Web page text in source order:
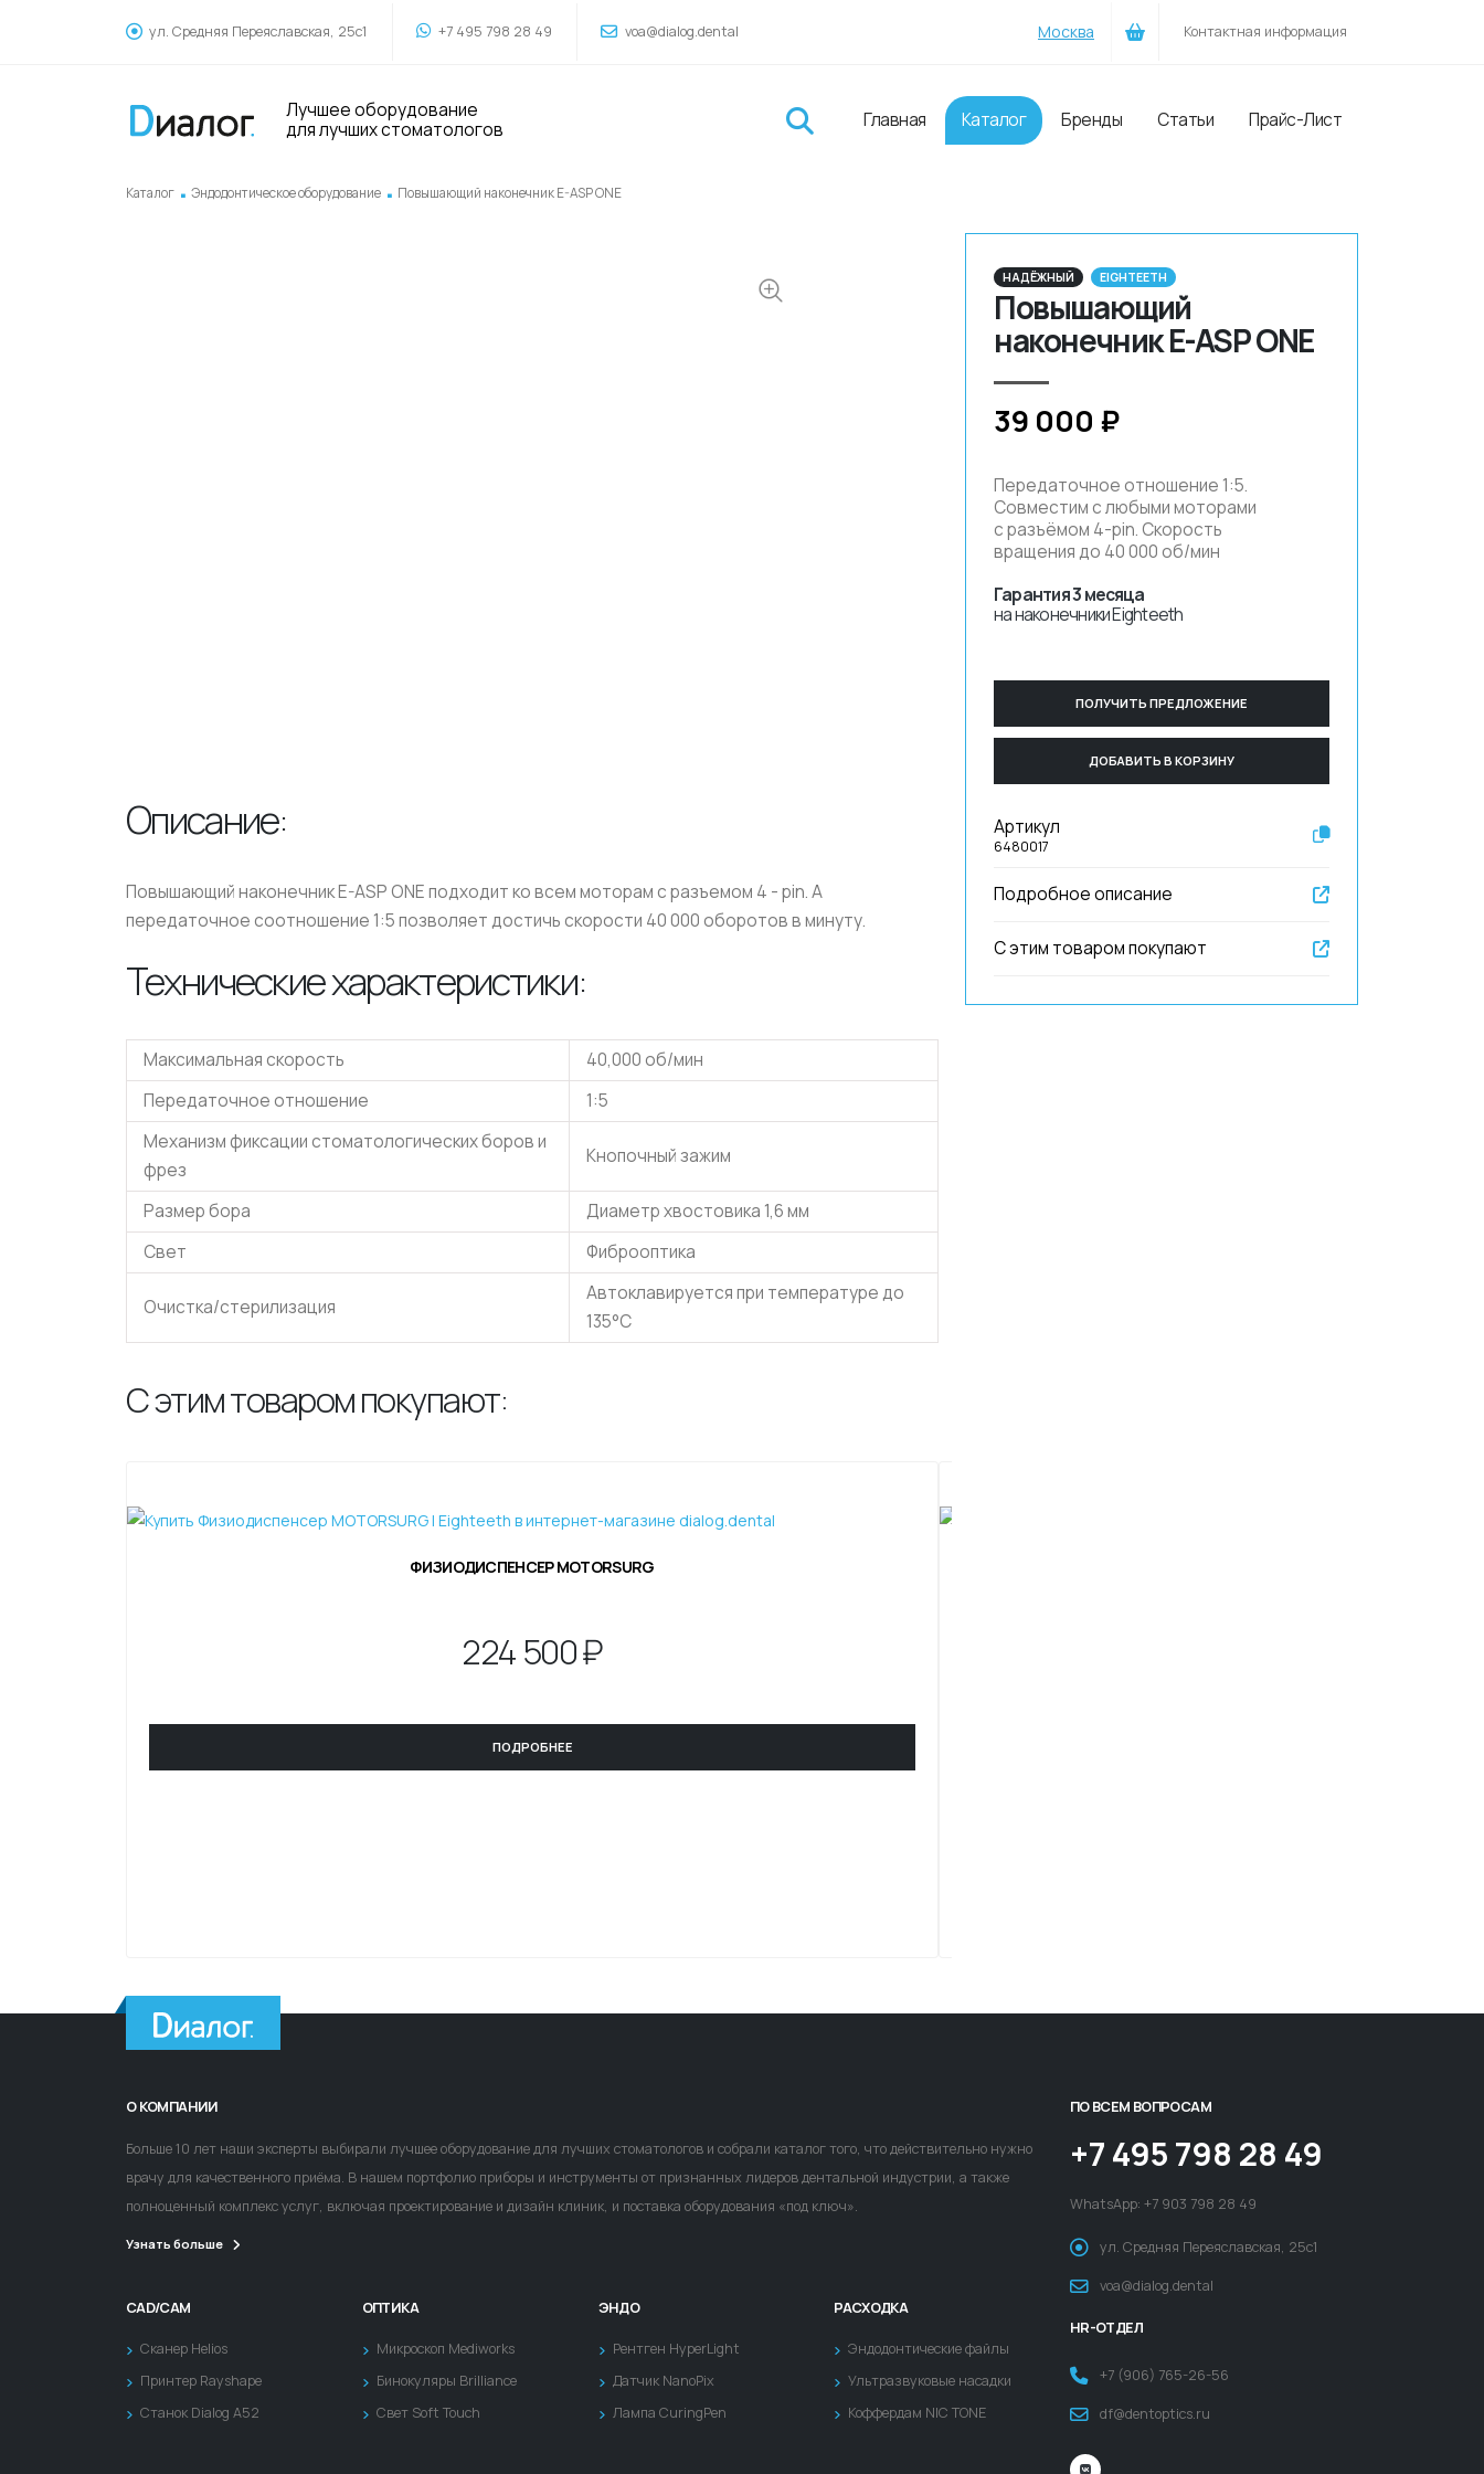
ул. Средняя Переяславская, 25с1 +7 495 798 28 49 voa@dialog.dental Москва Контактная информация
Лучшее оборудование
для лучших стоматологов
Главная Каталог Бренды Статьи Прайс-Лист
Каталог . Эндодонтическое оборудование . Повышающий наконечник E-ASP ONE
Описание:
Повышающий наконечник E-ASP ONE подходит ко всем моторам с разъемом 4 - pin. А
передаточное соотношение 1:5 позволяет достичь скорости 40 000 оборотов в минуту.
Технические характеристики:
Максимальная скорость
40,000 об/мин
Передаточное отношение
1:5
Механизм фиксации стоматологических боров и
фрез
Кнопочный зажим
Размер бора
Диаметр хвостовика 1,6 мм
Свет
Фиброоптика
Очистка/стерилизация
Автоклавируется при температуре до
135°C
С этим товаром покупают:
ФИЗИОДИСПЕНСЕР MOTORSURG
224500 ₽
ПОДРОБНЕЕ
НАДЁЖНЫЙ EIGHTEETH
Повышающий
наконечник E-ASP ONE
39 000 ₽
Передаточное отношение 1:5.
Совместим с любыми моторами
с разъёмом 4-pin. Скорость
вращения до 40 000 об/мин
Гарантия 3 месяца
на наконечники Eighteeth
ПОЛУЧИТЬ ПРЕДЛОЖЕНИЕ
ДОБАВИТЬ В КОРЗИНУ
Артикул
6480017
Подробное описание
С этим товаром покупают
О КОМПАНИИ
Больше 10 лет наши эксперты выбирали лучшее оборудование для лучших стоматологов и собрали каталог того, что действительно нужно
врачу для качественного приёма. В нашем портфолио приборы и инструменты от признанных лидеров дентальной индустрии, а также
полноценный комплекс услуг, включая проектирование и дизайн клиник, и поставка оборудования «под ключ».
Узнать больше
CAD/CAM
Сканер Helios
Принтер Rayshape
Станок Dialog A52
ОПТИКА
Микроскоп Mediworks
Бинокуляры Brilliance
Свет Soft Touch
ЭНДО
Рентген HyperLight
Датчик NanoPix
Лампа CuringPen
РАСХОДКА
Эндодонтические файлы
Ультразвуковые насадки
Коффердам NIC TONE
ПО ВСЕМ ВОПРОСАМ
+7 495 798 28 49
WhatsApp: +7 903 798 28 49
ул. Средняя Переяславская, 25с1
voa@dialog.dental
HR-ОТДЕЛ
+7 (906) 765-26-56
df@dentoptics.ru